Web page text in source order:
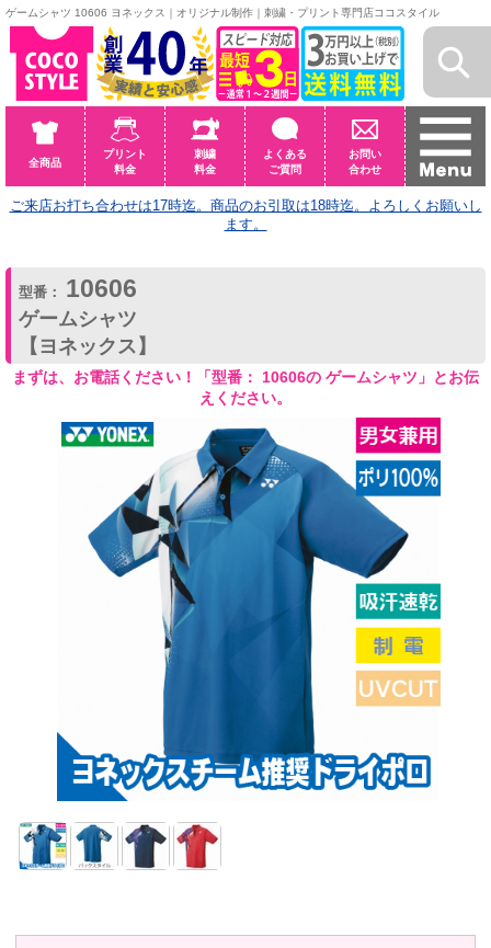
ゲームシャツ 10606 ヨネックス｜オリジナル制作｜刺繍・プリント専門店ココスタイル
全商品
プリント
料金
刺繍
料金
よくある
ご質問
お問い
合わせ
ご来店お打ち合わせは17時迄。商品のお引取は18時迄。よろしくお願いし
ます。
型番： 10606
ゲームシャツ
【ヨネックス】
まずは、お電話ください！「型番： 10606の ゲームシャツ」とお伝
えください。